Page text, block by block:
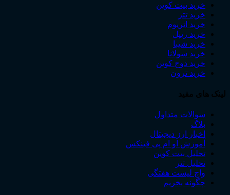
خرید بیت ‌کوین
خرید تتر
خرید اتریوم
خرید ریپل
خرید شیبا
خرید سولانا
خرید دوج کوین
خرید ترون
لینک های مفید
سوالات متداول
بلاگ
اخبار ارز دیجیتال
آموزش او ام پی فینکس
تحلیل بیت کوین
تحلیل تتر
واچ لیست هفتگی
چگونه بخریم